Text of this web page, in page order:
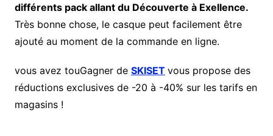
différents pack allant du Découverte à Exellence.
Très bonne chose, le casque peut facilement être
ajouté au moment de la commande en ligne.
vous avez touGagner de SKISET vous propose des
réductions exclusives de -20 à -40% sur les tarifs en
magasins !